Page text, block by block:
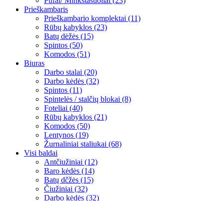
Prieškambaris
Prieškambario komplektai (11)
Rūbų kabyklos (23)
Batų dėžės (15)
Spintos (50)
Komodos (51)
Biuras
Darbo stalai (20)
Darbo kėdės (32)
Spintos (11)
Spintelės / stalčių blokai (8)
Foteliai (40)
Rūbų kabyklos (21)
Komodos (50)
Lentynos (19)
Žurnaliniai staliukai (68)
Visi baldai
Antčiužiniai (12)
Baro kėdės (14)
Batų dčžės (15)
Čiužiniai (32)
Darbo kėdės (32)